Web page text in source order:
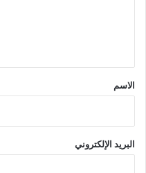
*
الاسم
البريد الإلكتروني